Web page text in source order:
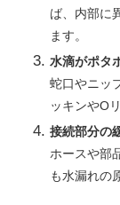
ば、内部に
ます。
水滴がポタ
蛇口やニッ
ッキンやO
接続部分の
ホースや部
も水漏れの